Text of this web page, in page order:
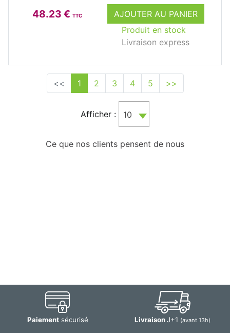
48.23 € TTC
AJOUTER AU PANIER
Produit en stock
Livraison express
<< 1 2 3 4 5 >>
Afficher : 10
Ce que nos clients pensent de nous
Paiementsécurisé LivraisonJ+1 (avant 13h)